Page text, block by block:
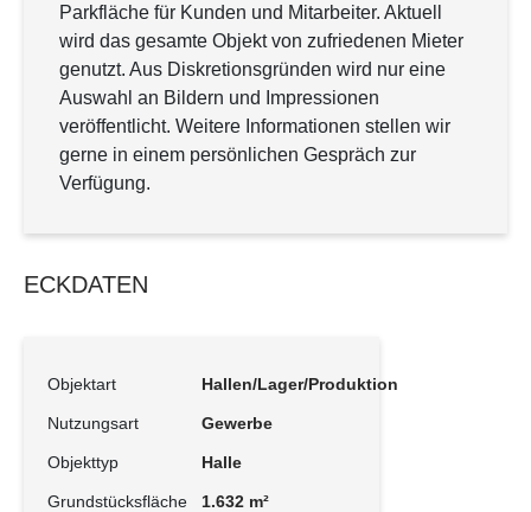
Parkfläche für Kunden und Mitarbeiter. Aktuell
wird das gesamte Objekt von zufriedenen Mieter
genutzt. Aus Diskretionsgründen wird nur eine
Auswahl an Bildern und Impressionen
veröffentlicht. Weitere Informationen stellen wir
gerne in einem persönlichen Gespräch zur
Verfügung.
ECKDATEN
Objektart Hallen/Lager/Produktion
Nutzungsart Gewerbe
Objekttyp Halle
Grundstücksfläche 1.632 m²